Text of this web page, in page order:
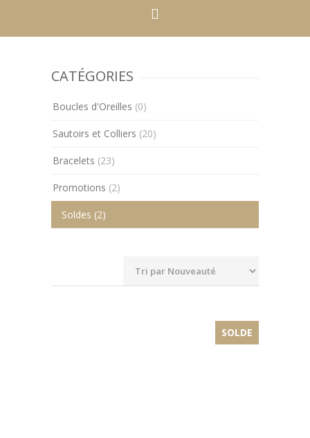
CATÉGORIES
Boucles d'Oreilles (0)
Sautoirs et Colliers (20)
Bracelets (23)
Promotions (2)
Soldes (2)
SOLDE